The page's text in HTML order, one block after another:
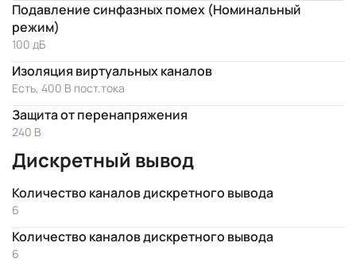
Подавление синфазных помех (Номинальный
режим)
100 дБ
Изоляция виртуальных каналов
Есть, 400 В пост.тока
Защита от перенапряжения
240 В
Дискретный вывод
Количество каналов дискретного вывода
6
Количество каналов дискретного вывода
6